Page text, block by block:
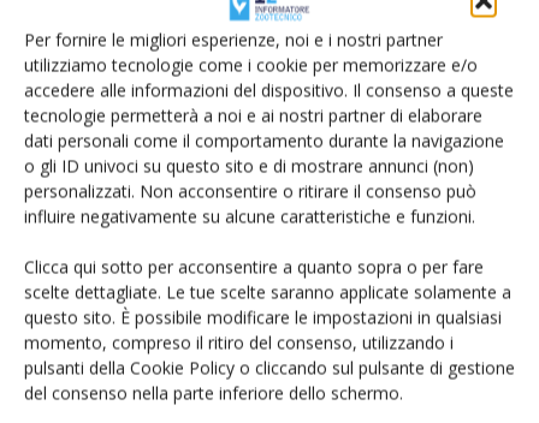
Per fornire le migliori esperienze, noi e i nostri partner
utilizziamo tecnologie come i cookie per memorizzare e/o
accedere alle informazioni del dispositivo. Il consenso a queste
tecnologie permetterà a noi e ai nostri partner di elaborare
dati personali come il comportamento durante la navigazione
o gli ID univoci su questo sito e di mostrare annunci (non)
personalizzati. Non acconsentire o ritirare il consenso può
influire negativamente su alcune caratteristiche e funzioni.
Clicca qui sotto per acconsentire a quanto sopra o per fare
scelte dettagliate. Le tue scelte saranno applicate solamente a
questo sito. È possibile modificare le impostazioni in qualsiasi
momento, compreso il ritiro del consenso, utilizzando i
pulsanti della Cookie Policy o cliccando sul pulsante di gestione
del consenso nella parte inferiore dello schermo.
FLASH NEWS 13 Marzo 2023
Uscito IZ 5.2023: Fienagione,
dove porta la tecnologia
Continua anche con questo numero 5.2023 la preziosissima
collaborazione del mondo scientifico con l’Informatore Zootecnico.
Lo vediamo in quattro interventi di peso: nell’articolo sulla sanità
della mammella bovina, a cura dell’Università Cattolica di Piacenza,
e nei tre impegnati articoli del dossier sull’integrazione
dell’alimentazione dei bovini. Il primo articolo del dossier...